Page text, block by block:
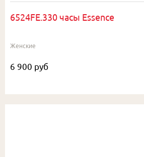
6524FE.330 часы Essence
Женские
6 900 руб